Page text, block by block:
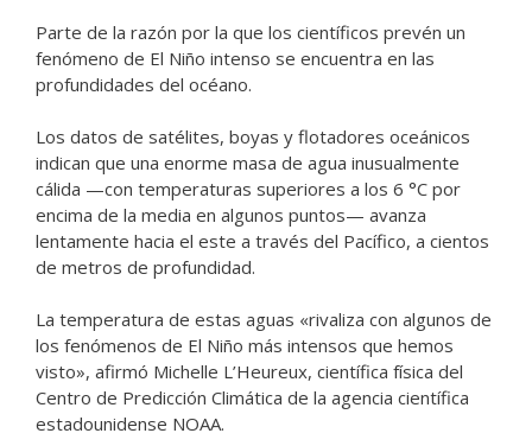
Parte de la razón por la que los científicos prevén un
fenómeno de El Niño intenso se encuentra en las
profundidades del océano.
Los datos de satélites, boyas y flotadores oceánicos
indican que una enorme masa de agua inusualmente
cálida —con temperaturas superiores a los 6 °C por
encima de la media en algunos puntos— avanza
lentamente hacia el este a través del Pacífico, a cientos
de metros de profundidad.
La temperatura de estas aguas «rivaliza con algunos de
los fenómenos de El Niño más intensos que hemos
visto», afirmó Michelle L’Heureux, científica física del
Centro de Predicción Climática de la agencia científica
estadounidense NOAA.